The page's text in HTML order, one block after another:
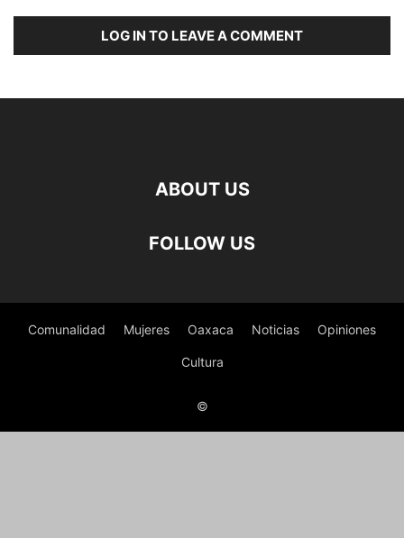
LOG IN TO LEAVE A COMMENT
ABOUT US
FOLLOW US
Comunalidad Mujeres Oaxaca Noticias Opiniones
Cultura
©